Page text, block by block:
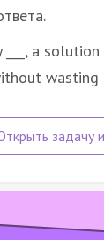
___, a